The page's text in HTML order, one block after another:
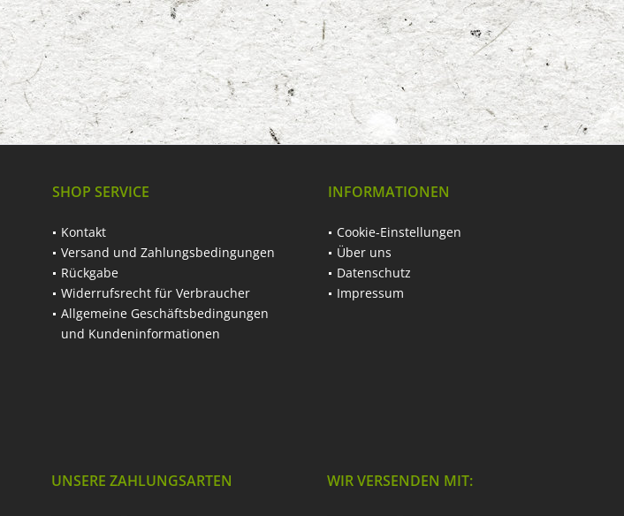
SHOP SERVICE
Kontakt
Versand und Zahlungsbedingungen
Rückgabe
Widerrufsrecht für Verbraucher
Allgemeine Geschäftsbedingungen
und Kundeninformationen
INFORMATIONEN
Cookie-Einstellungen
Über uns
Datenschutz
Impressum
UNSERE ZAHLUNGSARTEN WIR VERSENDEN MIT: